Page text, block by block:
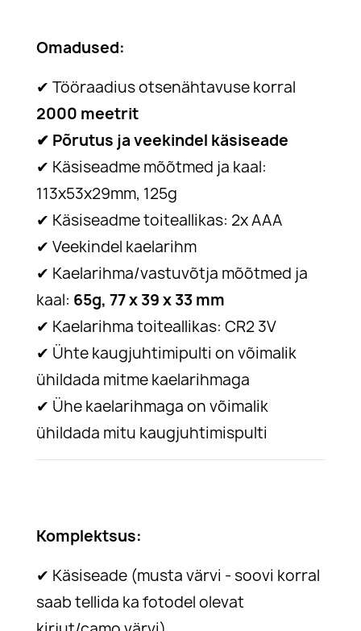
Omadused:
✔ Tööraadius otsenähtavuse korral
2000 meetrit
✔ Põrutus ja veekindel käsiseade
✔ Käsiseadme mõõtmed ja kaal:
113х53х29mm, 125g
✔ Käsiseadme toiteallikas: 2x AAA
✔ Veekindel kaelarihm
✔ Kaelarihma/vastuvõtja mõõtmed ja
kaal: 65g, 77 x 39 x 33 mm
✔ Kaelarihma toiteallikas: CR2 3V
✔ Ühte kaugjuhtimipulti on võimalik
ühildada mitme kaelarihmaga
✔ Ühe kaelarihmaga on võimalik
ühildada mitu kaugjuhtimispulti
Komplektsus:
✔ Käsiseade (musta värvi - soovi korral
saab tellida ka fotodel olevat